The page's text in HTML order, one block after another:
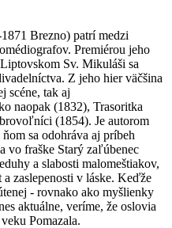
Brezno) patrí medzi
Premiérou jeho
Sv. Mikuláši sa
Z jeho hier väčšina
scéne, tak aj
naopak (1832), Trasoritka
(1854). Je autorom
sa odohráva aj príbeh
vo fraške Starý zaľúbenec
a slabosti malomeštiakov,
zaslepenosti v láske. Keďže
- rovnako ako myšlienky
aktuálne, veríme, že oslovia
Pomazala.